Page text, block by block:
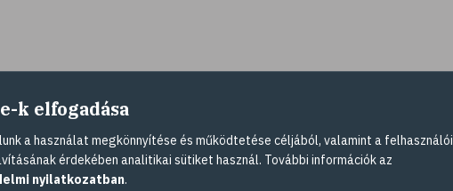
k elfogadása
a használat megkönnyítése és működtetése céljából, valamint a felhasználói
érdekében analitikai sütiket használ. További információk az
nyilatkozatban.